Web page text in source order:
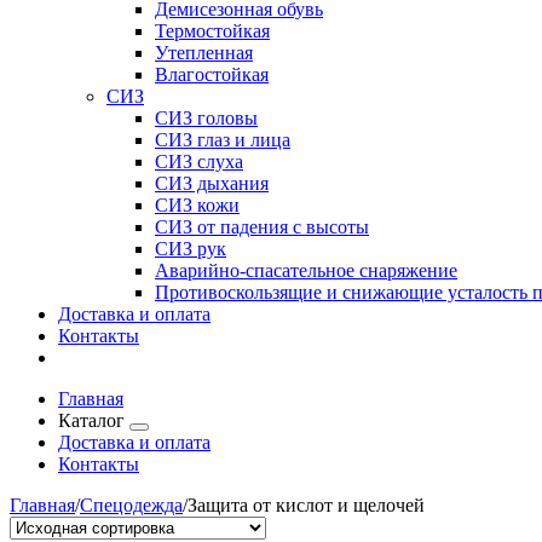
Демисезонная обувь
Термостойкая
Утепленная
Влагостойкая
СИЗ
СИЗ головы
СИЗ глаз и лица
СИЗ слуха
СИЗ дыхания
СИЗ кожи
СИЗ от падения с высоты
СИЗ рук
Аварийно-спасательное снаряжение
Противоскользящие и снижающие усталость
Доставка и оплата
Контакты
Главная
Каталог
Доставка и оплата
Контакты
Главная/Спецодежда/Защита от кислот и щелочей